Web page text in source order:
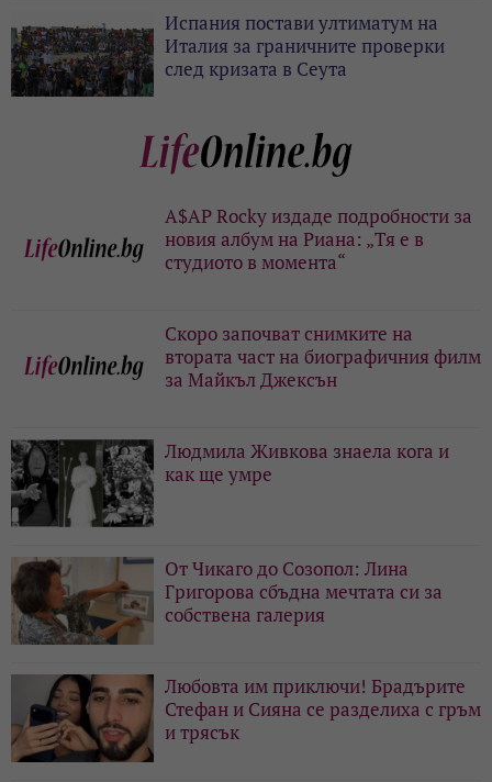
Испания постави ултиматум на
Италия за граничните проверки
след кризата в Сеута
A$AP Rocky издаде подробности за
новия албум на Риана: „Тя е в
студиото в момента“
Скоро започват снимките на
втората част на биографичния филм
за Майкъл Джексън
Людмила Живкова знаела кога и
как ще умре
От Чикаго до Созопол: Лина
Григорова сбъдна мечтата си за
собствена галерия
Любовта им приключи! Брадърите
Стефан и Сияна се разделиха с гръм
и трясък